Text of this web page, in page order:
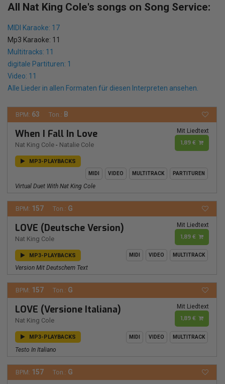
All Nat King Cole's songs on Song Service:
MIDI Karaoke: 17
Mp3 Karaoke: 11
Multitracks: 11
digitale Partituren: 1
Video: 11
Alle Lieder in allen Formaten für diesen Interpreten ansehen.
BPM: 63 Ton.: B
When I Fall In Love
Nat King Cole - Natalie Cole
Mit Liedtext
1,89 €
MP3-PLAYBACKS
MIDI VIDEO MULTITRACK PARTITUREN
Virtual Duet With Nat King Cole
BPM: 157 Ton.: G
LOVE (Deutsche Version)
Nat King Cole
Mit Liedtext
1,89 €
MP3-PLAYBACKS MIDI VIDEO MULTITRACK
Version Mit Deutschem Text
BPM: 157 Ton.: G
LOVE (Versione Italiana)
Nat King Cole
Mit Liedtext
1,89 €
MP3-PLAYBACKS MIDI VIDEO MULTITRACK
Testo In Italiano
BPM: 157 Ton.: G